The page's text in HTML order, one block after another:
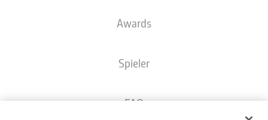
Awards
Spieler
FAQ